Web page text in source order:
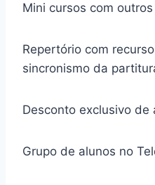
Mini cursos com
Repertório com
sincronismo da
Desconto exclusivo de
Grupo de alunos no